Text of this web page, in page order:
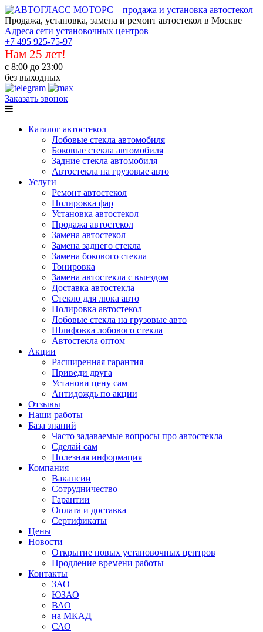
Продажа, установка, замена и ремонт автостекол в Москве
Адреса сети установочных центров
+7 495 925-75-97
Нам 25 лет!
с 8:00 до 23:00
без выходных
Заказать звонок
Каталог автостекол
Лобовые стекла автомобиля
Боковые стекла автомобиля
Задние стекла автомобиля
Автостекла на грузовые авто
Услуги
Ремонт автостекол
Полировка фар
Установка автостекол
Продажа автостекол
Замена автостекол
Замена заднего стекла
Замена бокового стекла
Тонировка
Замена автостекла с выездом
Доставка автостекла
Стекло для люка авто
Полировка автостекол
Лобовые стекла на грузовые авто
Шлифовка лобового стекла
Автостекла оптом
Акции
Расширенная гарантия
Приведи друга
Установи цену сам
Антидождь по акции
Отзывы
Наши работы
База знаний
Часто задаваемые вопросы про автостекла
Сделай сам
Полезная информация
Компания
Вакансии
Сотрудничество
Гарантии
Оплата и доставка
Сертификаты
Цены
Новости
Открытие новых установочных центров
Продление времени работы
Контакты
ЗАО
ЮЗАО
ВАО
на МКАД
САО